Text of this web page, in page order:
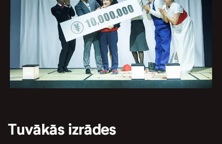
Tuvākās izrādes